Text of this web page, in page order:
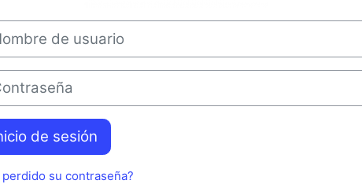
de usuario
de sesión
perdido su contraseña?